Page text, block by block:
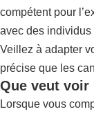
compétent pour
avec des individus
Veillez à adapter
précise que les
Que veut
Lorsque vous